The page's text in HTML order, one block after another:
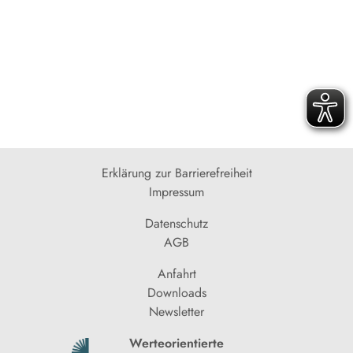
Erklärung zur Barrierefreiheit
Impressum
Datenschutz
AGB
Anfahrt
Downloads
Newsletter
Werteorientierte